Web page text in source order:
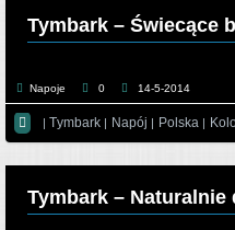
Tymbark – Świecące
Napoje 0 14-5-2014
 |Tymbark | Napój | Polska |
Tymbark – Naturalnie